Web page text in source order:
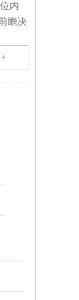
内
瞻决